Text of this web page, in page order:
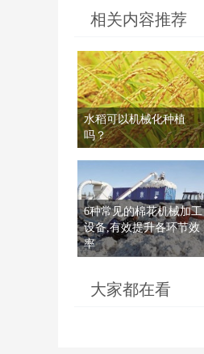
相关内容推荐
水稻可以机械化种植
吗？
6种常见的棉花机械加工
设备,有效提升各环节效
率
大家都在看